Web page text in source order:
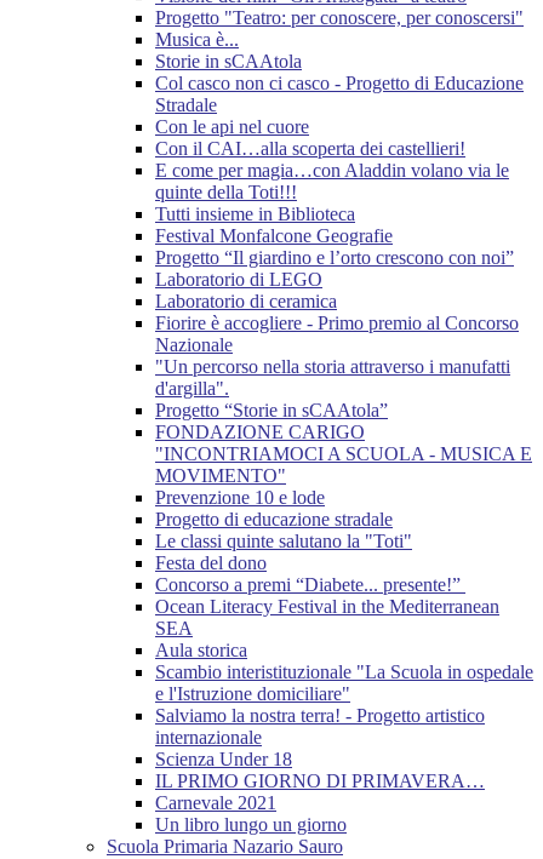
Progetto "Teatro: per conoscere, per conoscersi"
Musica è...
Storie in sCAAtola
Col casco non ci casco - Progetto di Educazione
Stradale
Con le api nel cuore
Con il CAI…alla scoperta dei castellieri!
E come per magia…con Aladdin volano via le
quinte della Toti!!!
Tutti insieme in Biblioteca
Festival Monfalcone Geografie
Progetto “Il giardino e l’orto crescono con noi”
Laboratorio di LEGO
Laboratorio di ceramica
Fiorire è accogliere - Primo premio al Concorso
Nazionale
"Un percorso nella storia attraverso i manufatti
d'argilla".
Progetto “Storie in sCAAtola”
FONDAZIONE CARIGO
"INCONTRIAMOCI A SCUOLA - MUSICA E
MOVIMENTO"
Prevenzione 10 e lode
Progetto di educazione stradale
Le classi quinte salutano la "Toti"
Festa del dono
Concorso a premi “Diabete... presente!”
Ocean Literacy Festival in the Mediterranean
SEA
Aula storica
Scambio interistituzionale "La Scuola in ospedale
e l'Istruzione domiciliare"
Salviamo la nostra terra! - Progetto artistico
internazionale
Scienza Under 18
IL PRIMO GIORNO DI PRIMAVERA…
Carnevale 2021
Un libro lungo un giorno
Scuola Primaria Nazario Sauro